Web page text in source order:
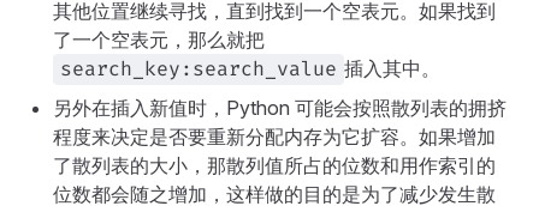
其他位置继续寻找，直到找到一个空表元。如果找到
了一个空表元，那么就把
search_key:search_value 插入其中。
另外在插入新值时，Python 可能会按照散列表的拥挤
程度来决定是否要重新分配内存为它扩容。如果增加
了散列表的大小，那散列值所占的位数和用作索引的
位数都会随之增加，这样做的目的是为了减少发生散